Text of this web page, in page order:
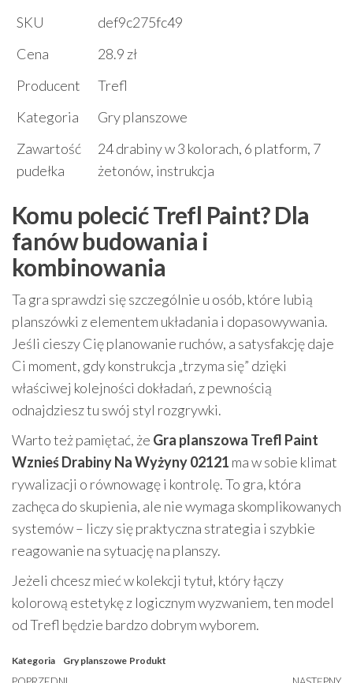
SKU
def9c275fc49
Cena
28.9 zł
Producent
Trefl
Kategoria
Gry planszowe
Zawartość
pudełka
24 drabiny w 3 kolorach, 6 platform, 7
żetonów, instrukcja
Komu polecić Trefl Paint? Dla
fanów budowania i
kombinowania
Ta gra sprawdzi się szczególnie u osób, które lubią
planszówki z elementem układania i dopasowywania.
Jeśli cieszy Cię planowanie ruchów, a satysfakcję daje
Ci moment, gdy konstrukcja „trzyma się” dzięki
właściwej kolejności dokładań, z pewnością
odnajdziesz tu swój styl rozgrywki.
Warto też pamiętać, że Gra planszowa Trefl Paint
Wznieś Drabiny Na Wyżyny 02121 ma w sobie klimat
rywalizacji o równowagę i kontrolę. To gra, która
zachęca do skupienia, ale nie wymaga skomplikowanych
systemów – liczy się praktyczna strategia i szybkie
reagowanie na sytuację na planszy.
Jeżeli chcesz mieć w kolekcji tytuł, który łączy
kolorową estetykę z logicznym wyzwaniem, ten model
od Trefl będzie bardzo dobrym wyborem.
Kategoria Gry planszowe Produkt